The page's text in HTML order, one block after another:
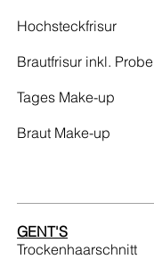
Hochsteckfrisur
Brautfrisur inkl. Probe
Tages Make-up
Braut Make-up
GENT'S
Trockenhaarschnitt